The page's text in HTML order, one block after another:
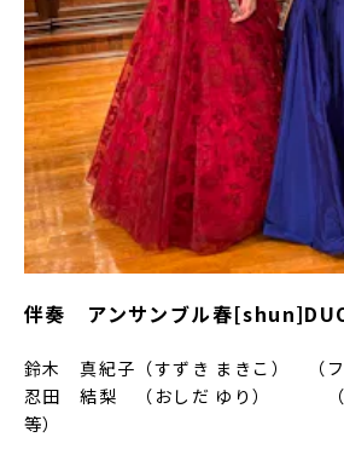
伴奏 アンサンブル春
鈴木 真紀子（すずき まきこ） （フ
忍田 結梨 （おしだ ゆり） （
等）